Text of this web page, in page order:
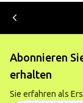
Abonnieren
erhalten
Sie erfahren als